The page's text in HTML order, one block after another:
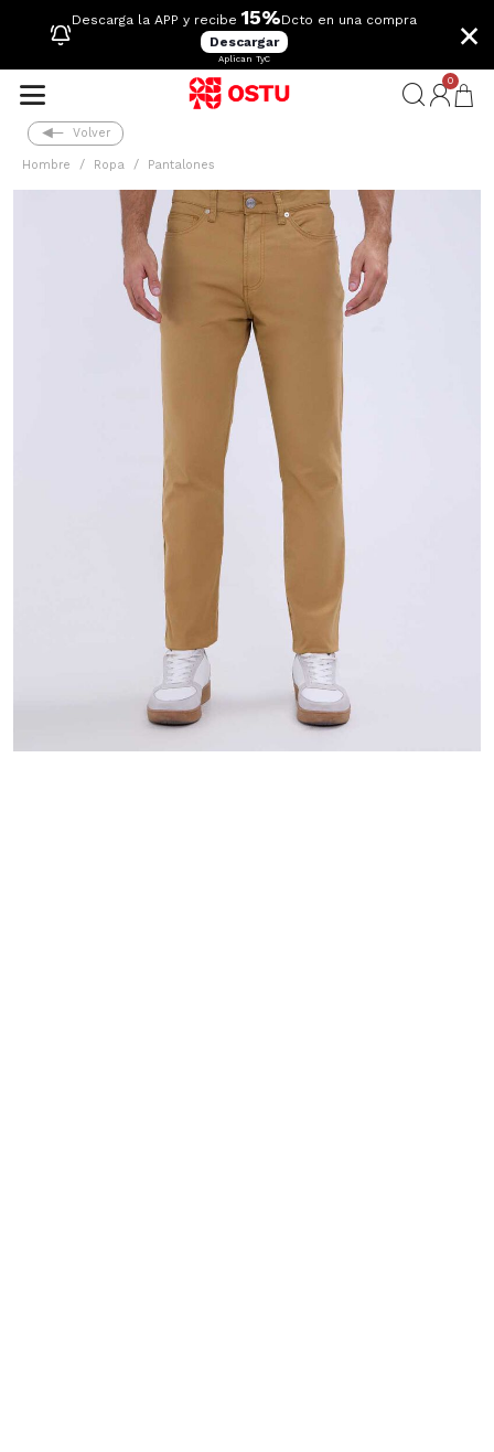
Descarga la APP y recibe 15%Dcto en una compra
Descargar
Aplican TyC
×
0
Volver
Hombre Ropa Pantalones